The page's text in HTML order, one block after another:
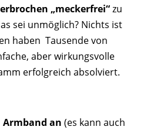
„meckerfrei“zu
sei unmöglich? Nichts ist
haben Tausende von
aber wirkungsvolle
erfolgreich absolviert.
Armband an (es kann auch